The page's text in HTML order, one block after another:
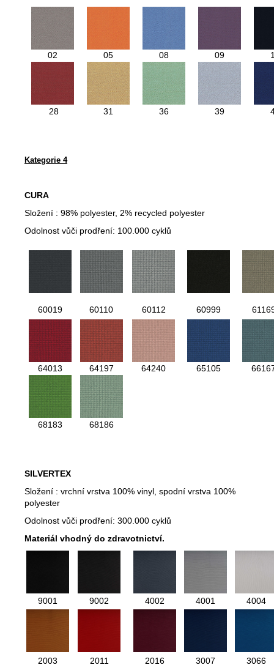
02 05 08 09
28 31 36 39
Kategorie 4
CURA
Složení : 98% polyester, 2% recycled polyester
Odolnost vůči prodření: 100.000 cyklů
60019 60110 60112 60999
64013 64197 64240 65105
68183 68186
SILVERTEX
Složení : vrchní vrstva 100% vinyl, spodní vrstva 100%
polyester
Odolnost vůči prodření: 300.000 cyklů
Materiál vhodný do zdravotnictví.
9001 9002 4002 4001 4004
2003 2011 2016 3007 3066